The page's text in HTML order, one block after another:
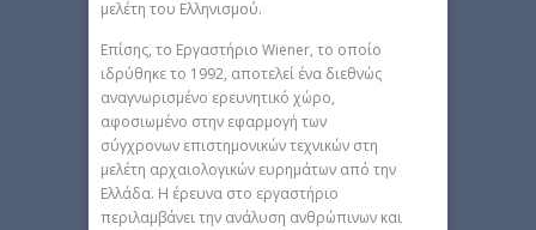
μελέτη του Ελληνισμού.
Επίσης, το Εργαστήριο Wiener, το οποίο
ιδρύθηκε το 1992, αποτελεί ένα διεθνώς
αναγνωρισμένο ερευνητικό χώρο,
αφοσιωμένο στην εφαρμογή των
σύγχρονων επιστημονικών τεχνικών στη
μελέτη αρχαιολογικών ευρημάτων από την
Ελλάδα. Η έρευνα στο εργαστήριο
περιλαμβάνει την ανάλυση ανθρώπινων και